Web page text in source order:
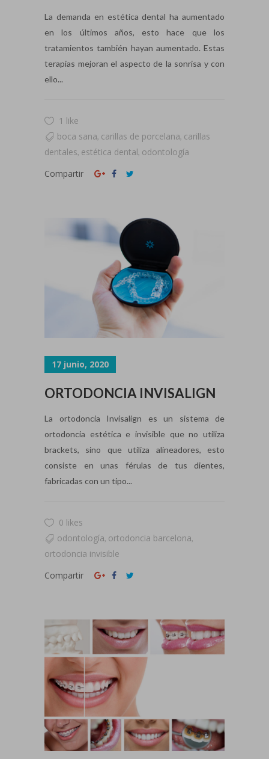
La demanda en estética dental ha aumentado
en los últimos años, esto hace que los
tratamientos también hayan aumentado. Estas
terapias mejoran el aspecto de la sonrisa y con
ello...
1 like
boca sana, carillas de porcelana, carillas
dentales, estética dental, odontología
Compartir
17 junio, 2020
ORTODONCIA INVISALIGN
La ortodoncia Invisalign es un sistema de
ortodoncia estética e invisible que no utiliza
brackets, sino que utiliza alineadores, esto
consiste en unas férulas de tus dientes,
fabricadas con un tipo...
0 likes
odontología, ortodoncia barcelona,
ortodoncia invisible
Compartir